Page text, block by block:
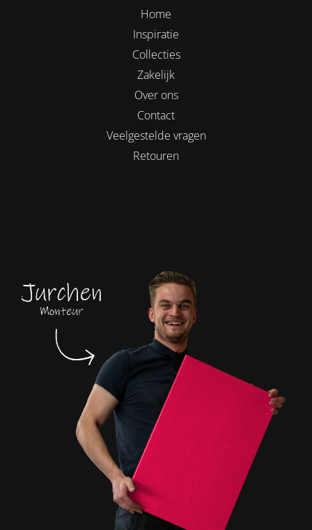
Home
Inspiratie
Collecties
Zakelijk
Over ons
Contact
Veelgestelde vragen
Retouren